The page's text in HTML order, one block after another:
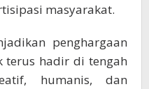
masyarakat.
penghargaan
terus hadir di tengah
humanis, dan